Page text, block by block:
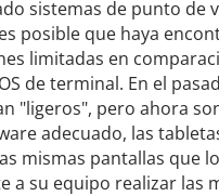
sistemas de punto de
posible que haya
limitadas en
de terminal. En el
"ligeros", pero ahora
adecuado, las
mismas pantallas que
a su equipo realizar las